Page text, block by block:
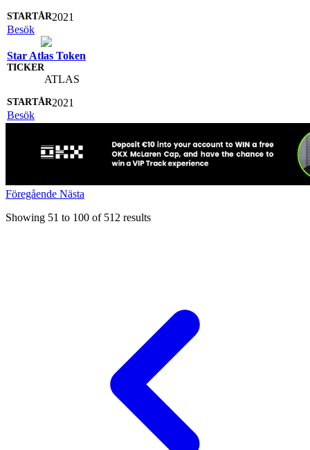
2021
Besök
Star Atlas Token
ATLAS
2021
Besök
Föregående Nästa
Showing 51 to 100 of 512 results